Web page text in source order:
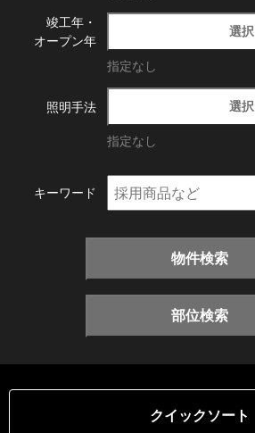
竣工年・
オープン年
選択
指定なし
照明手法 選択
指定なし
キーワード
物件検索
部位検索
クイックソート